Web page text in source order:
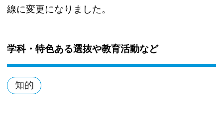
線に変更になりました。
学科・特色ある選抜や教育活動など
知的